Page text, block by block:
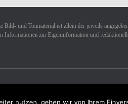
und Tonmaterial ist allein der jeweils
zur Eigeninformation und
nutzen, gehen wir von Ihrem